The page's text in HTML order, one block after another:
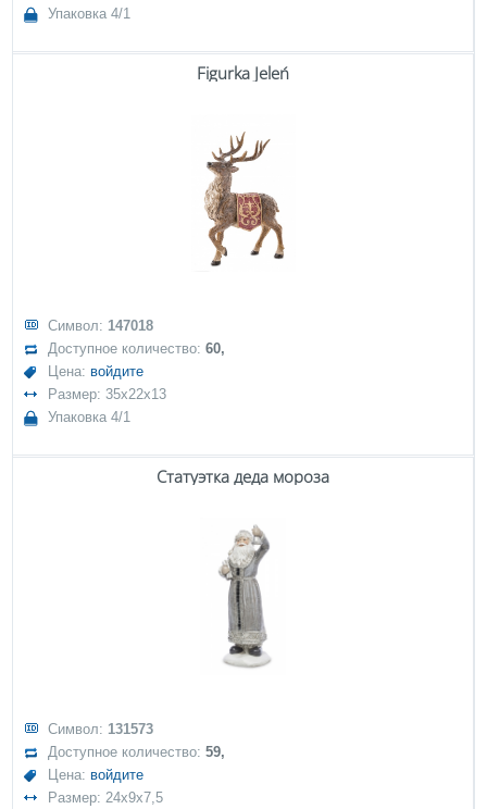
Упаковка 4/1
Figurka Jeleń
Символ: 147018
Доступное количество:60,
Цена: войдите
Размер: 35x22x13
Упаковка 4/1
Статуэтка деда мороза
Символ: 131573
Доступное количество:59,
Цена: войдите
Размер: 24x9x7,5